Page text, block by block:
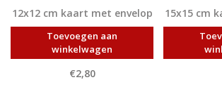
12x12 cm kaart met envelop
Toevoegen aan
winkelwagen
€2,80
15x15 cm